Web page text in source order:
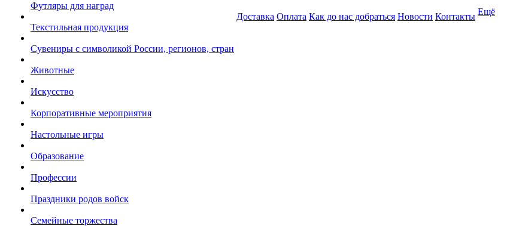
Футляры для наград
Текстильная продукция
Сувениры с символикой России, регионов, стран
Животные
Искусство
Корпоративные мероприятия
Настольные игры
Образование
Профессии
Праздники родов войск
Семейные торжества
Доставка Оплата Как до нас добраться Новости Контакты Ещё